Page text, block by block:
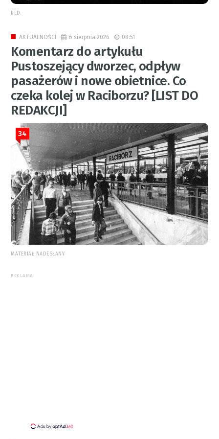
RED.
AKTUALNOŚCI 6 sierpnia 2026 08:51
Komentarz do artykułu
Pustoszejący dworzec, odpływ
pasażerów i nowe obietnice. Co
czeka kolej w Raciborzu? [LIST DO
REDAKCJI]
34
MATERIAŁ NADESŁANY
REKLAMA